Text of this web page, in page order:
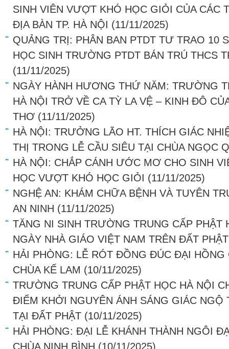
SINH VIÊN VƯỢT KHÓ HỌC GIỎI CỦA CÁC
ĐỊA BÀN TP. HÀ NỘI (11/11/2025)
QUẢNG TRỊ: PHÂN BAN PTDT TƯ TRAO 10
HỌC SINH TRƯỜNG PTDT BÁN TRÚ THCS
(11/11/2025)
NGÀY HÀNH HƯƠNG THỨ NĂM: TRƯỜNG
HÀ NỘI TRỞ VỀ CA TỲ LA VỆ – KINH ĐÔ
THƠ (11/11/2025)
HÀ NỘI: TRƯỞNG LÃO HT. THÍCH GIÁC
THỊ TRONG LỄ CẦU SIÊU TẠI CHÙA NGỌC
HÀ NỘI: CHẮP CÁNH ƯỚC MƠ CHO SINH
HỌC VƯỢT KHÓ HỌC GIỎI (11/11/2025)
NGHỆ AN: KHÁM CHỮA BỆNH VÀ TUYÊN
AN NINH (11/11/2025)
TĂNG NI SINH TRƯỜNG TRUNG CẤP PHẬT
NGÀY NHÀ GIÁO VIỆT NAM TRÊN ĐẤT PHẬT
HẢI PHÒNG: LỄ RÓT ĐỒNG ĐÚC ĐẠI HỒNG
CHÙA KẾ LAM (10/11/2025)
TRƯỜNG TRUNG CẤP PHẬT HỌC HÀ NỘI
ĐIỂM KHỞI NGUYÊN ÁNH SÁNG GIÁC NGỘ
TẠI ĐẤT PHẬT (10/11/2025)
HẢI PHÒNG: ĐẠI LỄ KHÁNH THÀNH NGÔI
CHÙA NINH BÌNH (10/11/2025)